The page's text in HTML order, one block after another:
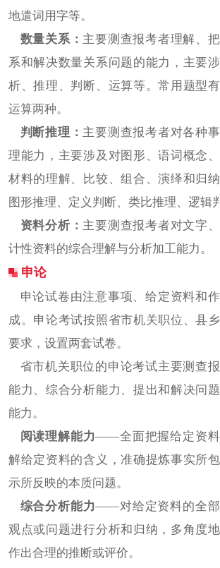
地遣词用字等。
数量关系： 主要测查报考者理解、
系和解决数量关系问题的能力，主要
析、推理、判断、运算等。常用题型
运算两种。
判断推理： 主要测查报考者对各种
理能力，主要涉及对图形、语词概念
材料的理解、比较、组合、演绎和归
图形推理、定义判断、类比推理、逻辑
资料分析： 主要测查报考者对文字
计性资料的综合理解与分析加工能力。
申论
申论试卷由注意事项、给定资料和
成。申论考试按照省市机关职位、县
要求，设置两套试卷。
省市机关职位的申论考试主要测查
能力、综合分析能力、提出和解决问
能力。
阅读理解能力——全面把握给定资料
解给定资料的含义，准确提炼事实所
示所反映的本质问题。
综合分析能力——对给定资料的全部
观点或问题进行分析和归纳，多角度
作出合理的推断或评价。